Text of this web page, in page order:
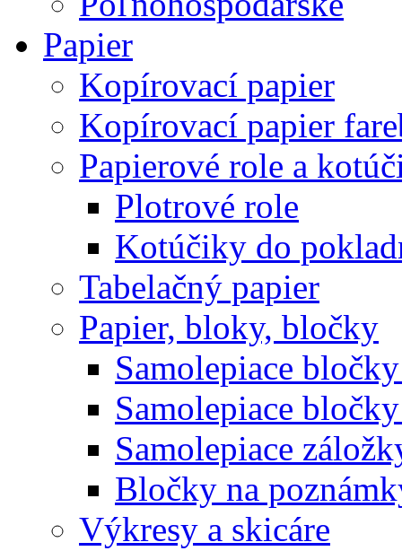
Papier
Kopírovací papier
Kopírovací papier
Papierové role a
Plotrové role
Kotúčiky do
Tabelačný papier
Papier, bloky, bločky
Samolepiace
Samolepiace
Samolepiace
Bločky na
Výkresy a skicáre